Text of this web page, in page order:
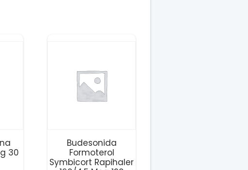
30
Budesonida
Formoterol
Symbicort Rapihaler